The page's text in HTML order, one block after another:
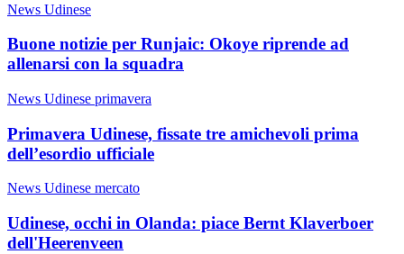
News Udinese
Buone notizie per Runjaic: Okoye riprende ad
allenarsi con la squadra
News Udinese primavera
Primavera Udinese, fissate tre amichevoli prima
dell’esordio ufficiale
News Udinese mercato
Udinese, occhi in Olanda: piace Bernt Klaverboer
dell'Heerenveen